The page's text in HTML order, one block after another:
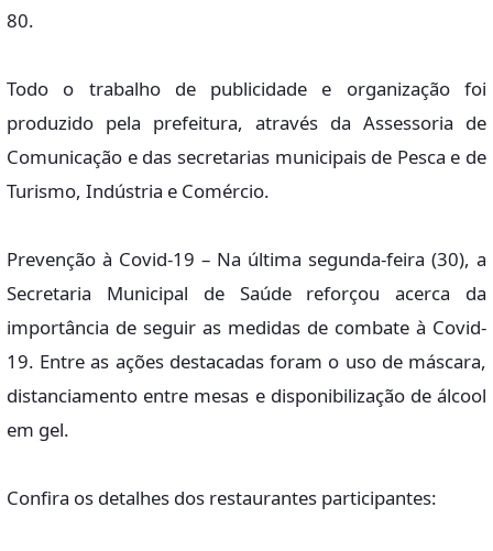
80.
Todo o trabalho de publicidade e organização foi
produzido pela prefeitura, através da Assessoria de
Comunicação e das secretarias municipais de Pesca e de
Turismo, Indústria e Comércio.
Prevenção à Covid-19 – Na última segunda-feira (30), a
Secretaria Municipal de Saúde reforçou acerca da
importância de seguir as medidas de combate à Covid-
19. Entre as ações destacadas foram o uso de máscara,
distanciamento entre mesas e disponibilização de álcool
em gel.
Confira os detalhes dos restaurantes participantes: